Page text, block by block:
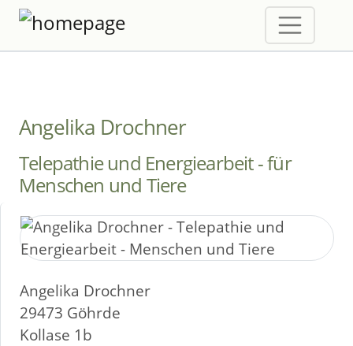
Angelika Drochner
Telepathie und Energiearbeit - für
Menschen und Tiere
Angelika Drochner
29473 Göhrde
Kollase 1b